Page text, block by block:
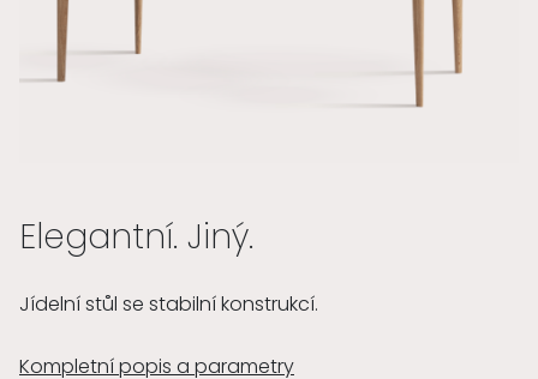
Elegantní. Jiný.
Jídelní stůl se stabilní konstrukcí.
Kompletní popis a parametry